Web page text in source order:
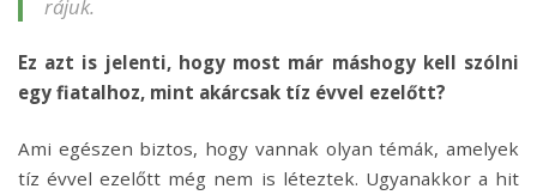
rájuk.
Ez azt is jelenti, hogy most már máshogy kell szólni
egy fiatalhoz, mint akárcsak tíz évvel ezelőtt?
Ami egészen biztos, hogy vannak olyan témák, amelyek
tíz évvel ezelőtt még nem is léteztek. Ugyanakkor a hit